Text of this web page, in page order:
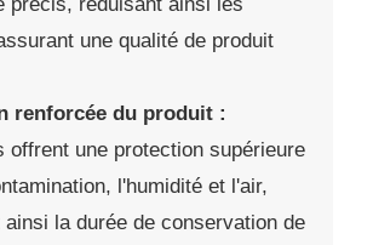
une qualité de produit
renforcée du produit :
offrent une protection supérieure
l'humidité et l'air,
ainsi la durée de conservation de